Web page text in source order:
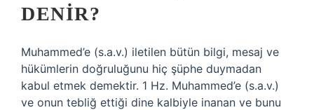
DENIR?
Muhammed’e (s.a.v.) iletilen bütün bilgi, mesaj ve
hükümlerin doğruluğunu hiç şüphe duymadan
kabul etmek demektir. 1 Hz. Muhammed’e (s.a.v.)
ve onun tebliğ ettiği dine kalbiyle inanan ve bunu